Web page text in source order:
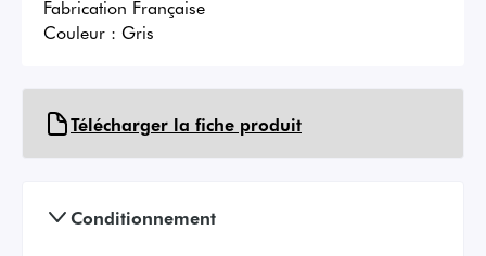
Fabrication Française
Couleur : Gris
Télécharger la fiche produit
Conditionnement